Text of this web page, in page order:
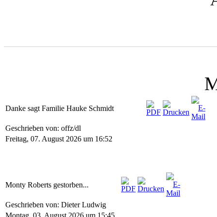
Danke sagt Familie Hauke Schmidt
Geschrieben von: offz/dl
Freitag, 07. August 2026 um 16:52
Monty Roberts gestorben...
Geschrieben von: Dieter Ludwig